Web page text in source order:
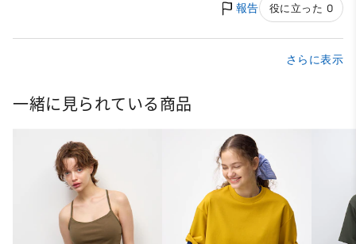
報告 役に立った 0
さらに表示
一緒に見られている商品